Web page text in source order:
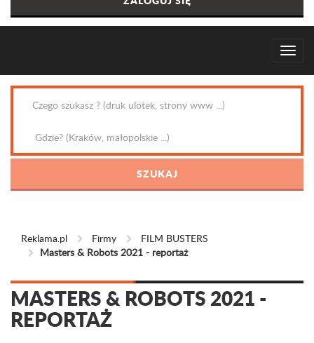
Reklama.pl Firmy
FILM BUSTERS
Masters & Robots 2021 - reportaż
MASTERS & ROBOTS 2021 -
REPORTAŻ